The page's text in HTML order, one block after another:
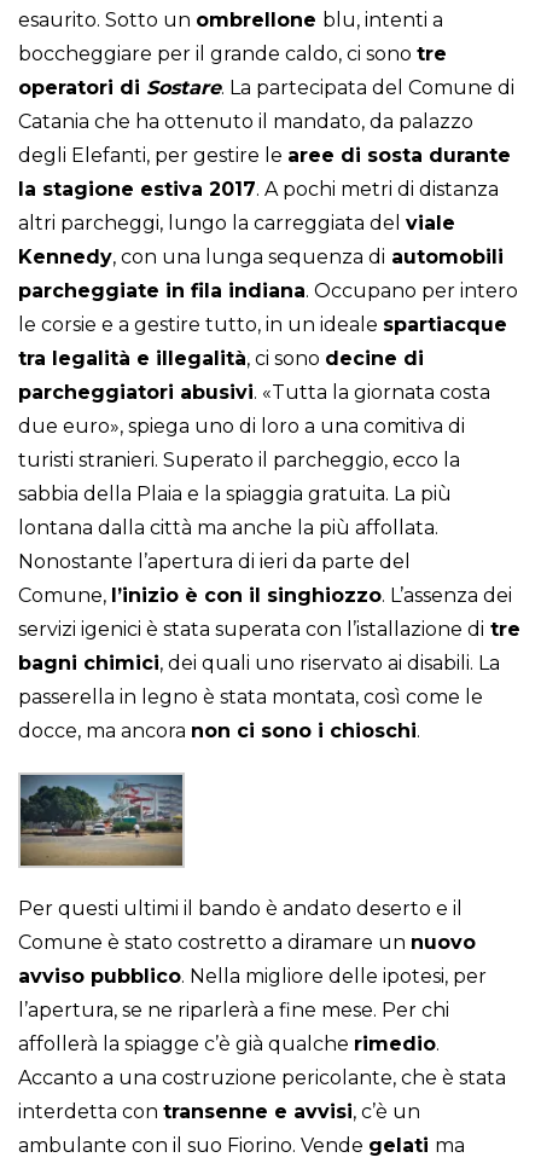
esaurito. Sotto un ombrellone blu, intenti a
boccheggiare per il grande caldo, ci sono tre
operatori di Sostare. La partecipata del Comune di
Catania che ha ottenuto il mandato, da palazzo
degli Elefanti, per gestire le aree di sosta durante
la stagione estiva 2017. A pochi metri di distanza
altri parcheggi, lungo la carreggiata del viale
Kennedy, con una lunga sequenza di automobili
parcheggiate in fila indiana. Occupano per intero
le corsie e a gestire tutto, in un ideale spartiacque
tra legalità e illegalità, ci sono decine di
parcheggiatori abusivi. «Tutta la giornata costa
due euro», spiega uno di loro a una comitiva di
turisti stranieri. Superato il parcheggio, ecco la
sabbia della Plaia e la spiaggia gratuita. La più
lontana dalla città ma anche la più affollata.
Nonostante l’apertura di ieri da parte del
Comune, l’inizio è con il singhiozzo. L’assenza dei
servizi igenici è stata superata con l’istallazione di tre
bagni chimici, dei quali uno riservato ai disabili. La
passerella in legno è stata montata, così come le
docce, ma ancora non ci sono i chioschi.
Per questi ultimi il bando è andato deserto e il
Comune è stato costretto a diramare un nuovo
avviso pubblico. Nella migliore delle ipotesi, per
l’apertura, se ne riparlerà a fine mese. Per chi
affollerà la spiagge c’è già qualche rimedio.
Accanto a una costruzione pericolante, che è stata
interdetta con transenne e avvisi, c’è un
ambulante con il suo Fiorino. Vende gelati ma